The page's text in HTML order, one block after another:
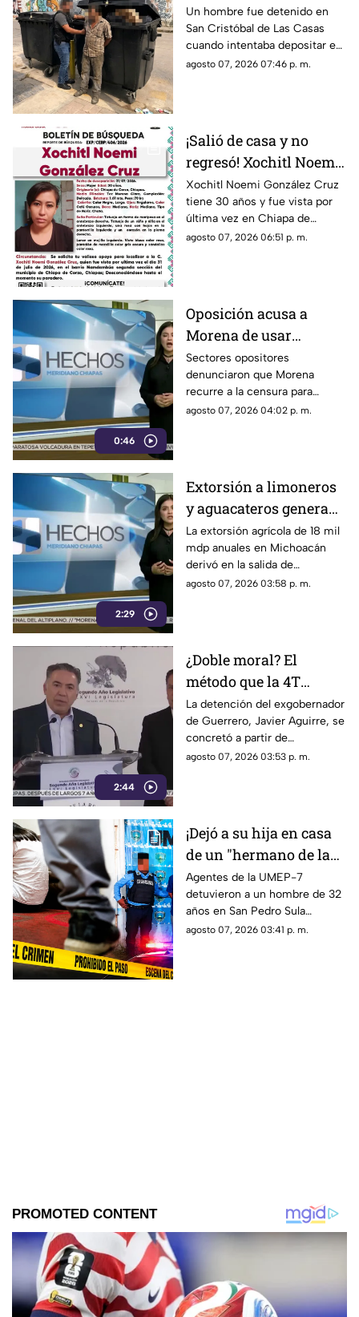
becerro muerto en un
contenedor de basura
en SCLC
Un hombre fue detenido en
San Cristóbal de Las Casas
cuando intentaba depositar en
un contenedor un costal que
agosto 07, 2026 07:46 p. m.
¡Salió de casa y no
regresó! Xochitl Noemi
desapareció en Chiapa
de Corzo
Xochitl Noemi González Cruz
tiene 30 años y fue vista por
última vez en Chiapa de
Corzo, Chiapas.
agosto 07, 2026 06:51 p. m.
0:46
Oposición acusa a
Morena de usar
censura para ocultar
seńalamientos de
narcopolítica
Sectores opositores
denunciaron que Morena
recurre a la censura para
imponer su versión oficial y
agosto 07, 2026 04:02 p. m.
2:29
Extorsión a limoneros
y aguacateros genera
pérdidas de 18 mil mdp
en Michoacán
La extorsión agrícola de 18 mil
mdp anuales en Michoacán
derivó en la salida de
inspectores de EE. UU.,
agosto 07, 2026 03:58 p. m.
2:44
¿Doble moral? El
método que la 4T
desacredita para Rocha
Moya y Enrique
Inzunza fue el que
metió a la cárcel a
La detención del exgobernador
de Guerrero, Javier Aguirre, se
concretó a partir de
declaraciones de testigos
agosto 07, 2026 03:53 p. m.
¡Dejó a su hija en casa
de un "hermano de la
iglesia" para jugar con
otros niños y la niña
terminó 4bus4d4
Agentes de la UMEP-7
detuvieron a un hombre de 32
años en San Pedro Sula
acusado de agredir
agosto 07, 2026 03:41 p. m.